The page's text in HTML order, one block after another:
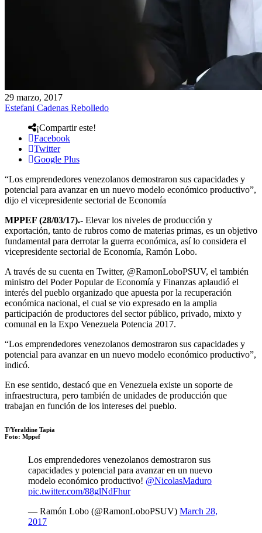
29 marzo, 2017
Estefani Cadenas Rebolledo
¡Compartir este!
Facebook
Twitter
Google Plus
“Los emprendedores venezolanos demostraron sus capacidades y
potencial para avanzar en un nuevo modelo económico productivo”,
dijo el vicepresidente sectorial de Economía
MPPEF (28/03/17).- Elevar los niveles de producción y
exportación, tanto de rubros como de materias primas, es un objetivo
fundamental para derrotar la guerra económica, así lo considera el
vicepresidente sectorial de Economía, Ramón Lobo.
A través de su cuenta en Twitter, @RamonLoboPSUV, el también
ministro del Poder Popular de Economía y Finanzas aplaudió el
interés del pueblo organizado que apuesta por la recuperación
económica nacional, el cual se vio expresado en la amplia
participación de productores del sector público, privado, mixto y
comunal en la Expo Venezuela Potencia 2017.
“Los emprendedores venezolanos demostraron sus capacidades y
potencial para avanzar en un nuevo modelo económico productivo”,
indicó.
En ese sentido, destacó que en Venezuela existe un soporte de
infraestructura, pero también de unidades de producción que
trabajan en función de los intereses del pueblo.
T­/Yeraldine Tapia
Foto: Mppef
Los emprendedores venezolanos demostraron sus
capacidades y potencial para avanzar en un nuevo
modelo económico productivo! @NicolasMaduro
pic.twitter.com/88glNdFhur
— Ramón Lobo (@RamonLoboPSUV) March 28,
2017